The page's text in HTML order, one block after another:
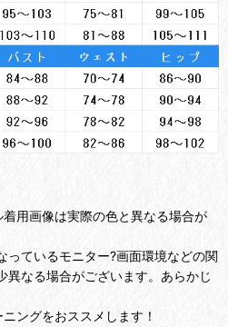
用画像は実際の色と異なる場合が
ているモニター?画面環境などの関
異なる場合がございます。あらかじ
ングをおススメします！